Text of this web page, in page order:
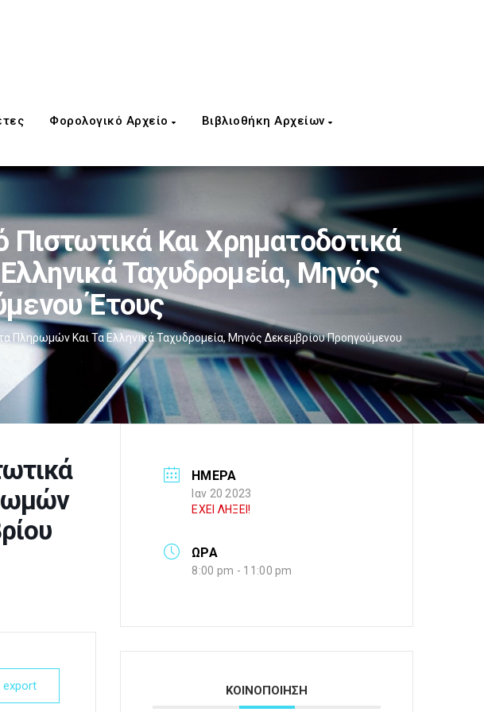
Φορολογικό Αρχείο Βιβλιοθήκη Αρχείων
Και Χρηματοδοτικά
Ταχυδρομεία, Μηνός
Έτους
Πληρωμών Και Τα Ελληνικά Ταχυδρομεία, Μηνός Δεκεμβρίου Προηγούμενου
export
ΗΜΕΡΑ
Ιαν 20 2023
ΕΧΕΙ ΛΗΞΕΙ!
ΩΡΑ
8:00 pm - 11:00 pm
ΚΟΙΝΟΠΟΙΗΣΗ